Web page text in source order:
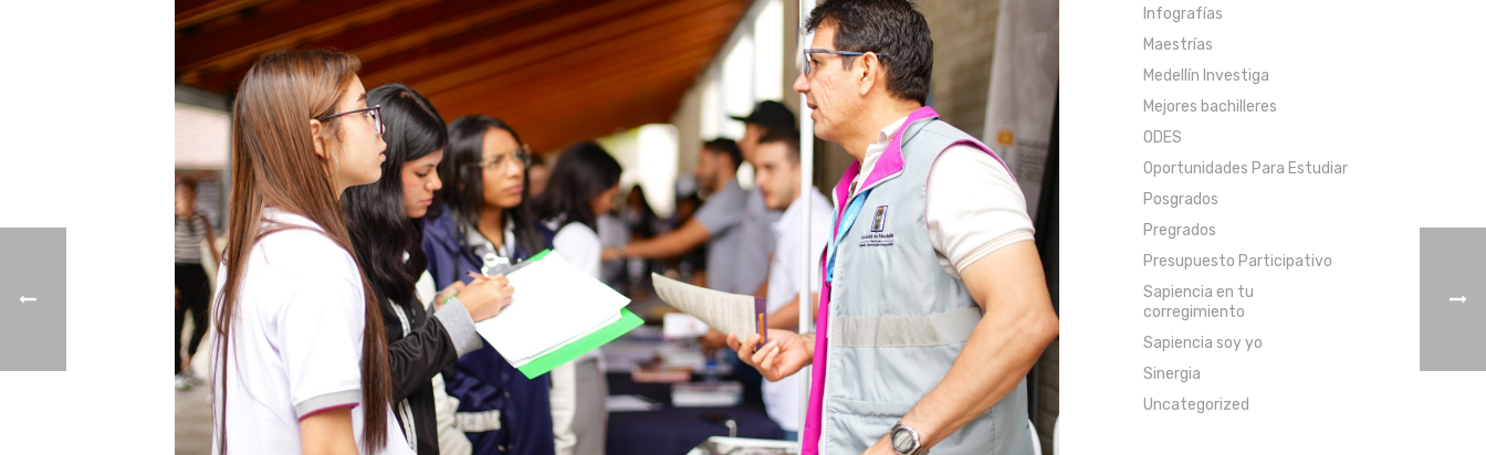
Infografías
Maestrías
Medellín Investiga
Mejores bachilleres
ODES
Oportunidades Para Estudiar
Posgrados
Pregrados
Presupuesto Participativo
Sapiencia en tu
corregimiento
Sapiencia soy yo
Sinergia
Uncategorized